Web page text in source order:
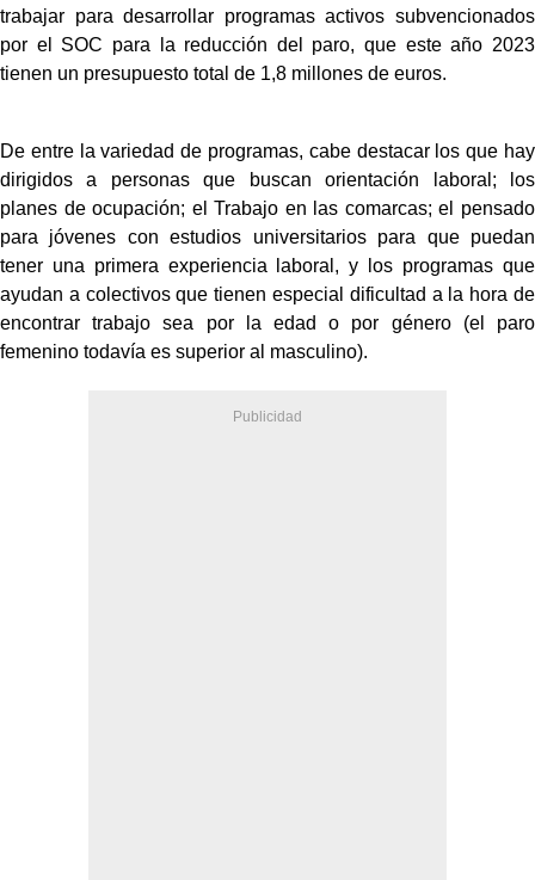
trabajar para desarrollar programas activos subvencionados
por el SOC para la reducción del paro, que este año 2023
tienen un presupuesto total de 1,8 millones de euros.
De entre la variedad de programas, cabe destacar los que hay
dirigidos a personas que buscan orientación laboral; los
planes de ocupación; el Trabajo en las comarcas; el pensado
para jóvenes con estudios universitarios para que puedan
tener una primera experiencia laboral, y los programas que
ayudan a colectivos que tienen especial dificultad a la hora de
encontrar trabajo sea por la edad o por género (el paro
femenino todavía es superior al masculino).